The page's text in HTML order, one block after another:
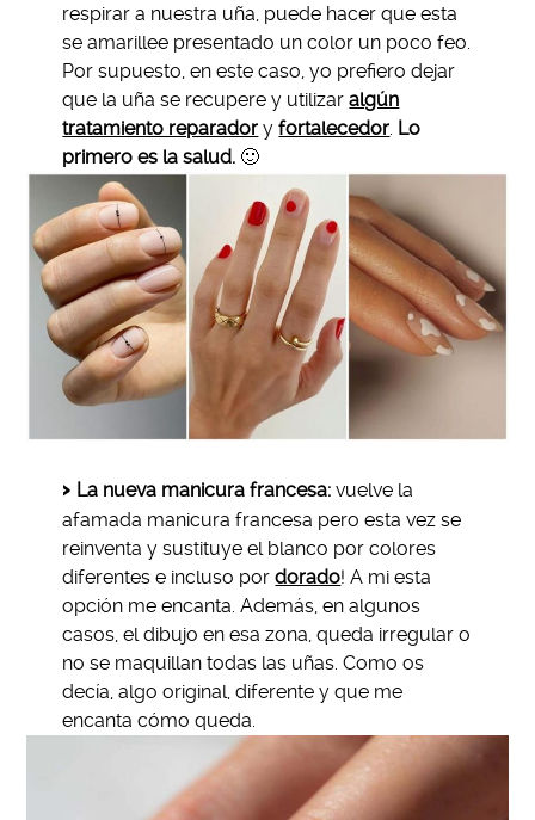
respirar a nuestra uña, puede hacer que esta
se amarillee presentado un color un poco feo.
Por supuesto, en este caso, yo prefiero dejar
que la uña se recupere y utilizaralgún
tratamiento reparador yfortalecedor Lo
primero es la salud. 🙂
La nueva manicura francesa:vuelve la
afamada manicura francesa pero esta vez se
reinventa y sustituye el blanco por colores
diferentes e incluso pordorado! A mi esta
opción me encanta. Además, en algunos
casos, el dibujo en esa zona, queda irregular o
no se maquillan todas las uñas. Como os
decía, algo original, diferente y que me
encanta cómo queda.